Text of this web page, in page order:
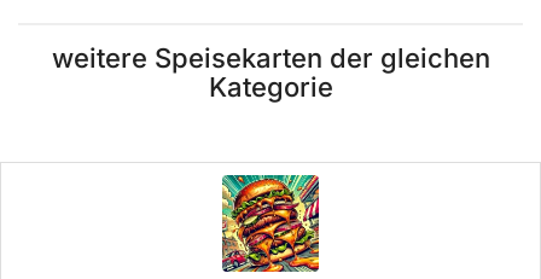
weitere Speisekarten der gleichen
Kategorie